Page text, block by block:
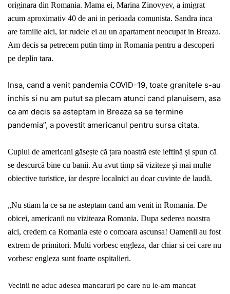
originara din Romania. Mama ei, Marina Zinovyev, a imigrat
acum aproximativ 40 de ani in perioada comunista. Sandra inca
are familie aici, iar rudele ei au un apartament neocupat in Breaza.
Am decis sa petrecem putin timp in Romania pentru a descoperi
pe deplin tara.
Insa, cand a venit pandemia COVID-19, toate granitele s-au
inchis si nu am putut sa plecam atunci cand planuisem, asa
ca am decis sa asteptam in Breaza sa se termine
pandemia”, a povestit americanul pentru sursa citata.
Cuplul de americani găsește că țara noastră este ieftină și spun că
se descurcă bine cu banii. Au avut timp să viziteze și mai multe
obiective turistice, iar despre localnici au doar cuvinte de laudă.
„Nu stiam la ce sa ne asteptam cand am venit in Romania. De
obicei, americanii nu viziteaza Romania. Dupa sederea noastra
aici, credem ca Romania este o comoara ascunsa! Oamenii au fost
extrem de primitori. Multi vorbesc engleza, dar chiar si cei care nu
vorbesc engleza sunt foarte ospitalieri.
Vecinii ne aduc adesea mancaruri pe care nu le-am mancat